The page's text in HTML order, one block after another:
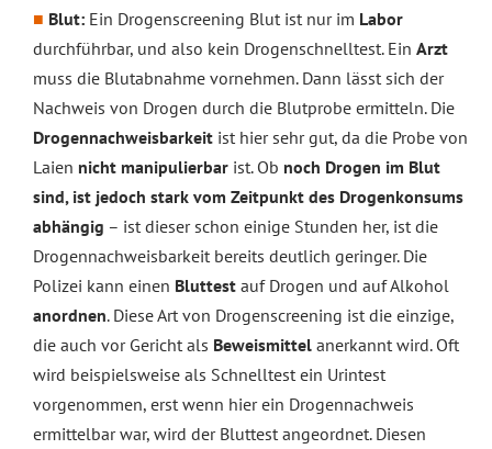
Blut: Ein Drogenscreening Blut ist nur im Labor
durchführbar, und also kein Drogenschnelltest. Ein Arzt
muss die Blutabnahme vornehmen. Dann lässt sich der
Nachweis von Drogen durch die Blutprobe ermitteln. Die
Drogennachweisbarkeit ist hier sehr gut, da die Probe von
Laien nicht manipulierbar ist. Ob noch Drogen im Blut
sind, ist jedoch stark vom Zeitpunkt des Drogenkonsums
abhängig – ist dieser schon einige Stunden her, ist die
Drogennachweisbarkeit bereits deutlich geringer. Die
Polizei kann einen Bluttest auf Drogen und auf Alkohol
anordnen. Diese Art von Drogenscreening ist die einzige,
die auch vor Gericht als Beweismittel anerkannt wird. Oft
wird beispielsweise als Schnelltest ein Urintest
vorgenommen, erst wenn hier ein Drogennachweis
ermittelbar war, wird der Bluttest angeordnet. Diesen